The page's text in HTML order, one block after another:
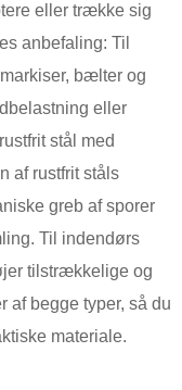
eller trække sig
anbefaling: Til
bælter og
eller
stål med
af ​​rustfrit ståls
greb af sporer
Til indendørs
tilstrækkelige og
af begge typer, så du
materiale.